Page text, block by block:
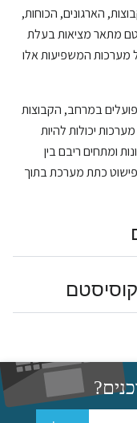
הארגונים, הכוחות,
מתאר מציאות בעלת
המשפיעות אלו
במרחב, הקבוצות
יכולות להיות
ומתחים ריבם בין
כתת מערכת בתוך